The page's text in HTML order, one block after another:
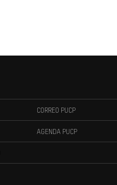
CORREO PUCP
AGENDA PUCP